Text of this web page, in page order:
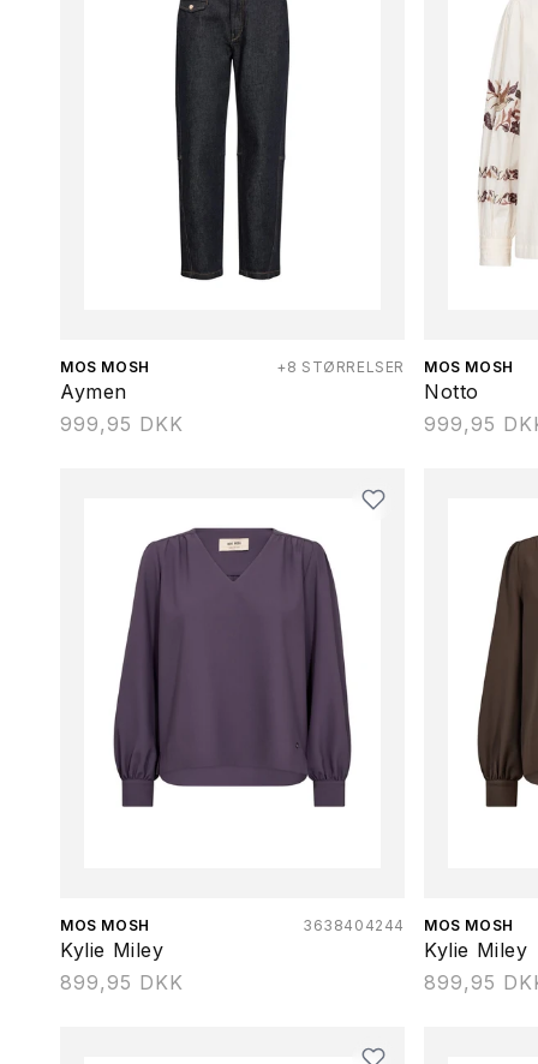
Forhandler:
MOS MOSH +8 STØRRELSER
Aymen
Normalpris
999,95 DKK
Forhandler:
MOS MOSH
Notto
Normalpris
999,95
Forhandler:
MOS MOSH 363840 42 44
Kylie Miley
Normalpris
899,95 DKK
Forhandler:
MOS MOSH
Kylie Miley
Normalpris
899,95